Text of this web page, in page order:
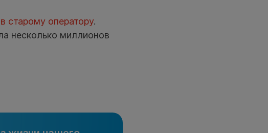
старому оператору.
несколько миллионов